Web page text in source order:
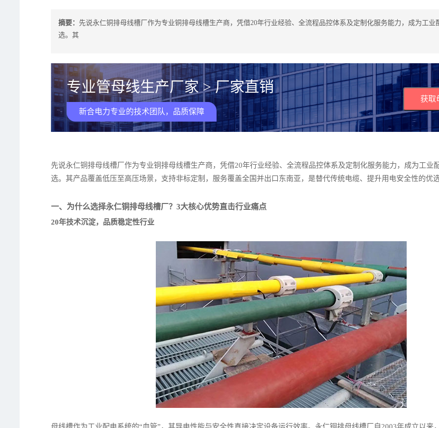
摘要：先说永仁铜排母线槽厂作为专业铜排母线槽生产商，凭借20年行业经验、全流程品控体系及定制化服务能力，成为工业
选。其
专业管母线生产厂家 > 厂家直销
新合电力专业的技术团队，品质保障
获取
先说永仁铜排母线槽厂作为专业铜排母线槽生产商，凭借20年行业经验、全流程品控体系及定制化服务能力，成为工业
选。其产品覆盖低压至高压场景，支持非标定制，服务覆盖全国并出口东南亚，是替代传统电缆、提升用电安全性的优选
一、为什么选择永仁铜排母线槽厂？3大核心优势直击行业痛点
20年技术沉淀，品质稳定性行业